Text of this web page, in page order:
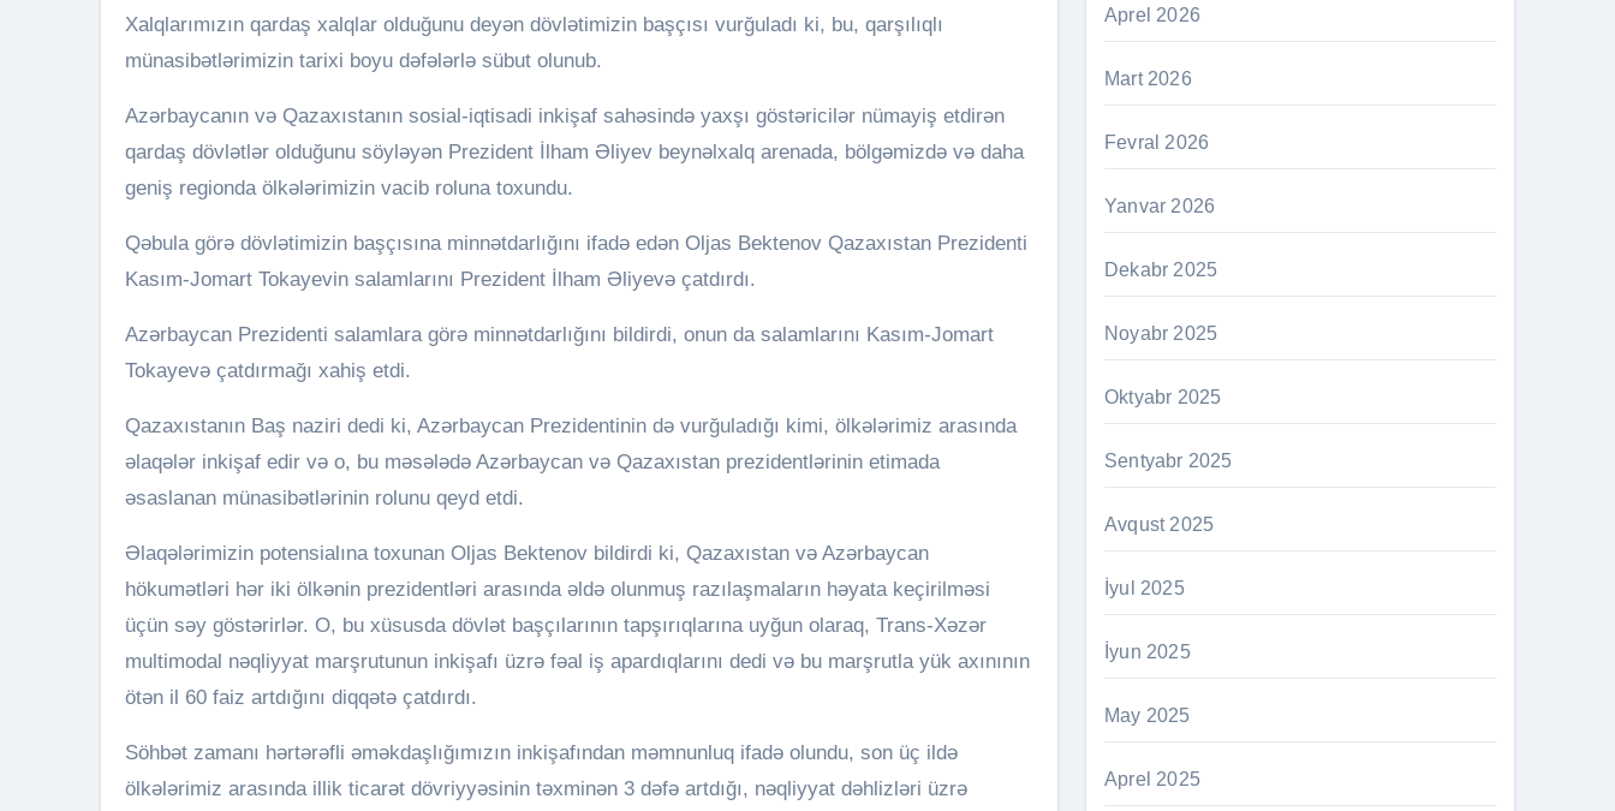
Xalqlarımızın qardaş xalqlar olduğunu deyən dövlətimizin başçısı vurğuladı ki, bu, qarşılıqlı
münasibətlərimizin tarixi boyu dəfələrlə sübut olunub.
Azərbaycanın və Qazaxıstanın sosial-iqtisadi inkişaf sahəsində yaxşı göstəricilər nümayiş etdirən
qardaş dövlətlər olduğunu söyləyən Prezident İlham Əliyev beynəlxalq arenada, bölgəmizdə və daha
geniş regionda ölkələrimizin vacib roluna toxundu.
Qəbula görə dövlətimizin başçısına minnətdarlığını ifadə edən Oljas Bektenov Qazaxıstan Prezidenti
Kasım-Jomart Tokayevin salamlarını Prezident İlham Əliyevə çatdırdı.
Azərbaycan Prezidenti salamlara görə minnətdarlığını bildirdi, onun da salamlarını Kasım-Jomart
Tokayevə çatdırmağı xahiş etdi.
Qazaxıstanın Baş naziri dedi ki, Azərbaycan Prezidentinin də vurğuladığı kimi, ölkələrimiz arasında
əlaqələr inkişaf edir və o, bu məsələdə Azərbaycan və Qazaxıstan prezidentlərinin etimada
əsaslanan münasibətlərinin rolunu qeyd etdi.
Əlaqələrimizin potensialına toxunan Oljas Bektenov bildirdi ki, Qazaxıstan və Azərbaycan
hökumətləri hər iki ölkənin prezidentləri arasında əldə olunmuş razılaşmaların həyata keçirilməsi
üçün səy göstərirlər. O, bu xüsusda dövlət başçılarının tapşırıqlarına uyğun olaraq, Trans-Xəzər
multimodal nəqliyyat marşrutunun inkişafı üzrə fəal iş apardıqlarını dedi və bu marşrutla yük axınının
ötən il 60 faiz artdığını diqqətə çatdırdı.
Söhbət zamanı hərtərəfli əməkdaşlığımızın inkişafından məmnunluq ifadə olundu, son üç ildə
ölkələrimiz arasında illik ticarət dövriyyəsinin təxminən 3 dəfə artdığı, nəqliyyat dəhlizləri üzrə
Aprel 2026
Mart 2026
Fevral 2026
Yanvar 2026
Dekabr 2025
Noyabr 2025
Oktyabr 2025
Sentyabr 2025
Avqust 2025
İyul 2025
İyun 2025
May 2025
Aprel 2025